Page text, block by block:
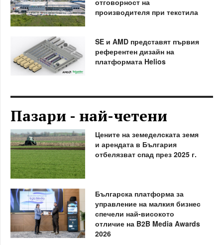
производителя при текстила
SE и AMD представят първия
референтен дизайн на
платформата Helios
Пазари - най-четени
Цените на земеделската земя
и арендата в България
отбелязват спад през 2025 г.
Българска платформа за
управление на малкия бизнес
спечели най-високото
отличие на B2B Media Awards
2026